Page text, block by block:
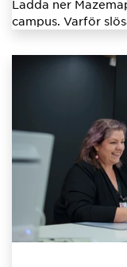
Ladda ner
campus. Varför